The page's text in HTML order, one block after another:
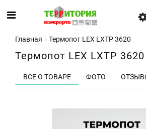
Главная Термопот LEX LXTP 3620
Термопот LEX LXTP 3620
ВСЕ О ТОВАРЕ ФОТО